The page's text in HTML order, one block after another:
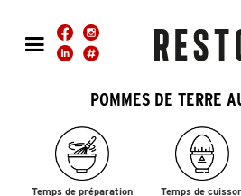
POMMES DE TERRE
Temps de préparation
Temps de